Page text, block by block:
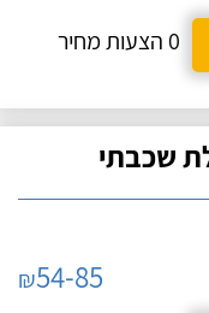
0 הצעות מחיר
שכבתי
₪54-85